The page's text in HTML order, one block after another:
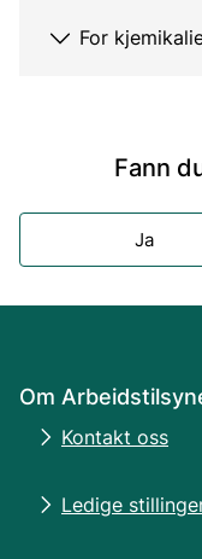
For
Fann
Ja
Om
Kontakt oss
Ledige